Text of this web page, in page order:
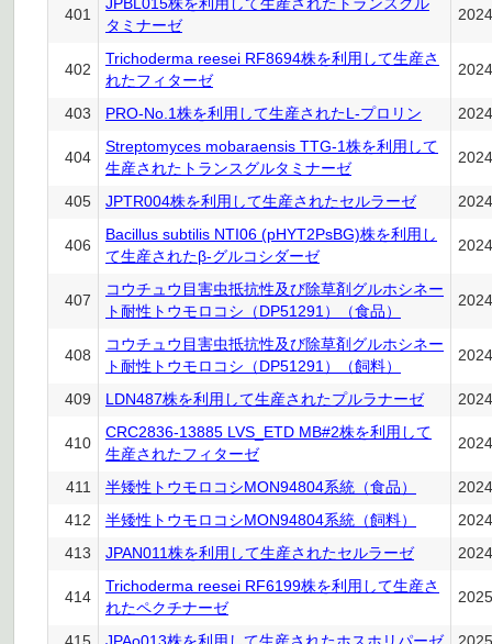
401
JPBL015株を利用して生産されたトランスグル
タミナーゼ
402
Trichoderma reesei RF8694株を利用して生産さ
れたフィターゼ
403 PRO-No.1株を利用して生産されたL-プロリン
404
Streptomyces mobaraensis TTG-1株を利用して
生産されたトランスグルタミナーゼ
405 JPTR004株を利用して生産されたセルラーゼ
406
Bacillus subtilis NTI06 (pHYT2PsBG)株を利用し
て生産されたβ-グルコシダーゼ
407
コウチュウ目害虫抵抗性及び除草剤グルホシネー
ト耐性トウモロコシ（DP51291）（食品）
408
コウチュウ目害虫抵抗性及び除草剤グルホシネー
ト耐性トウモロコシ（DP51291）（飼料）
409 LDN487株を利用して生産されたプルラナーゼ
410
CRC2836-13885 LVS_ETD MB#2株を利用して
生産されたフィターゼ
411 半矮性トウモロコシMON94804系統（食品）
412
半矮性トウモロコシMON94804系統（飼料）
413
JPAN011株を利用して生産されたセルラーゼ
414
Trichoderma reesei RF6199株を利用して生産さ
れたペクチナーゼ